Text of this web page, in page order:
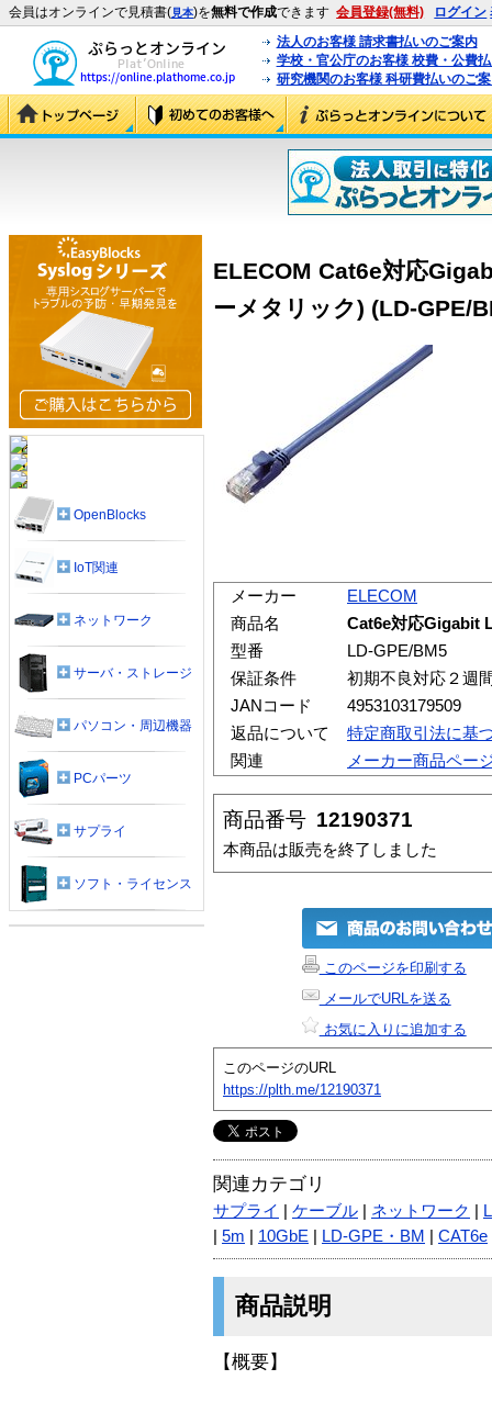
会員はオンラインで見積書(見本)を無料で作成できます 会員登録(無料) ログイン
法人のお客様 請求書払いのご案内
学校・官公庁のお客様 校費・公費
研究機関のお客様 科研費払いのご
ELECOM Cat6e対応
ーメタリック) (LD-GPE/
メーカー
ELECOM
商品名
Cat6e対応Gigabit
型番
LD-GPE/BM5
保証条件
初期不良対応２週
JANコード
4953103179509
返品について
特定商取引法に基
関連
メーカー商品ペー
商品番号 12190371
本商品は販売を終了しました
このページを印刷する
メールでURLを送る
お気に入りに追加する
このページのURL
https://plth.me/12190371
関連カテゴリ
サプライ ケーブル ネットワーク
5m 10GbE LD-GPE・BM CAT6e
商品説明
【概要】
OpenBlocks
IoT関連
ネットワーク
サーバ・ストレージ
パソコン・周辺機器
PCパーツ
サプライ
ソフト・ライセンス